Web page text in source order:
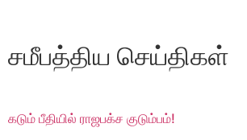
சமீபத்திய செய்திகள்
கடும் பீதியில் ராஜபக்ச குடும்பம்!